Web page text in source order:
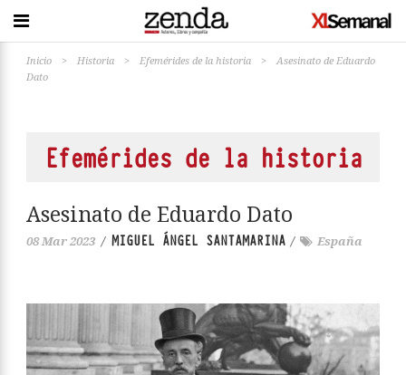
Inicio > Historia > Efemérides de la historia >
Asesinato de Eduardo
Dato
Efemérides de la historia
Asesinato de Eduardo Dato
08 Mar 2023 / MIGUEL ÁNGEL SANTAMARINA / España